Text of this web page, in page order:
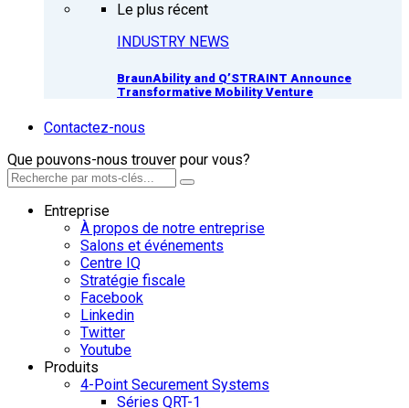
Le plus récent
INDUSTRY NEWS
BraunAbility and Q’STRAINT Announce
Transformative Mobility Venture
Contactez-nous
Que pouvons-nous trouver pour vous?
Entreprise
À propos de notre entreprise
Salons et événements
Centre IQ
Stratégie fiscale
Facebook
Linkedin
Twitter
Youtube
Produits
4-Point Securement Systems
Séries QRT-1